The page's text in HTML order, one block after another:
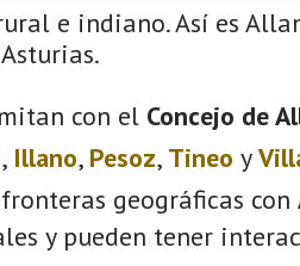
e indiano. Así es
con el Concejo de
, Illano, Pesoz, Tineo y
geográficas con
y pueden tener